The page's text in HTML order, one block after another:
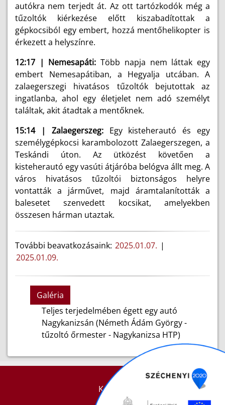
autókra nem terjedt át. Az ott tartózkodók még a
tűzoltók kiérkezése előtt kiszabadítottak a
gépkocsiból egy embert, hozzá mentőhelikopter is
érkezett a helyszínre.
12:17 | Nemesapáti: Több napja nem láttak egy
embert Nemesapátiban, a Hegyalja utcában. A
zalaegerszegi hivatásos tűzoltók bejutottak az
ingatlanba, ahol egy életjelet nem adó személyt
találtak, akit átadtak a mentőknek.
15:14 | Zalaegerszeg:Egy kisteherautó és egy
személygépkocsi karambolozott Zalaegerszegen, a
Teskándi úton. Az ütközést követően a
kisteherautó egy vasúti átjáróba belógva állt meg. A
város hivatásos tűzoltói biztonságos helyre
vontatták a járművet, majd áramtalanították a
balesetet szenvedett kocsikat, amelyekben
összesen hárman utaztak.
További beavatkozásaink: 2025.01.07. |
2025.01.09.
Galéria
Teljes terjedelmében égett egy autó
Nagykanizsán (Németh Ádám György -
tűzoltó őrmester - Nagykanizsa HTP)
KAPCSOLAT